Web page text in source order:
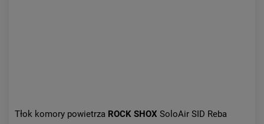
Tłok komory powietrza ROCK SHOX SoloAir SID Reba